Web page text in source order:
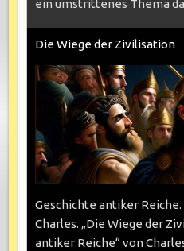
ein umstrittenes Thema
Die Wiege der Zivilisation
Geschichte antiker
Charles. „Die Wiege der
antiker Reiche“ von